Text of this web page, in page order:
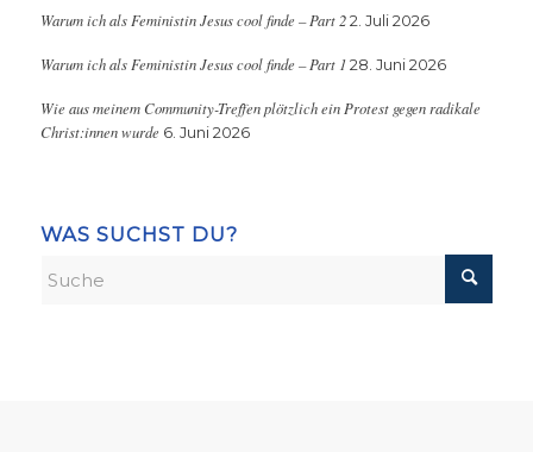
Warum ich als Feministin Jesus cool finde – Part 2 2. Juli 2026
Warum ich als Feministin Jesus cool finde – Part 1 28. Juni 2026
Wie aus meinem Community-Treffen plötzlich ein Protest gegen radikale
Christ:innen wurde 6. Juni 2026
WAS SUCHST DU?